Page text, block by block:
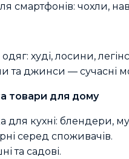
смартфонів: чохли,
худі, лосини,
та джинси — сучасні
товари для дому
для кухні: блендери,
серед споживачів.
та садові.